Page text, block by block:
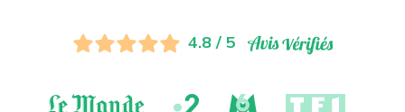
4.8 / 5